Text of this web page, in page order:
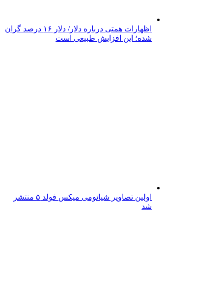
اظهارات همتی درباره دلار/ دلار ۱۶ درصد گران
شده؛ این افزایش طبیعی است
اولین تصاویر شیائومی میکس فولد ۵ منتشر
شد